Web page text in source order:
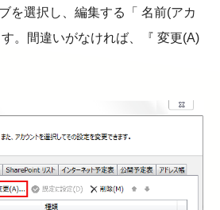
を選択し、編集する「 名前(アカ
。間違いがなければ、『 変更(A)